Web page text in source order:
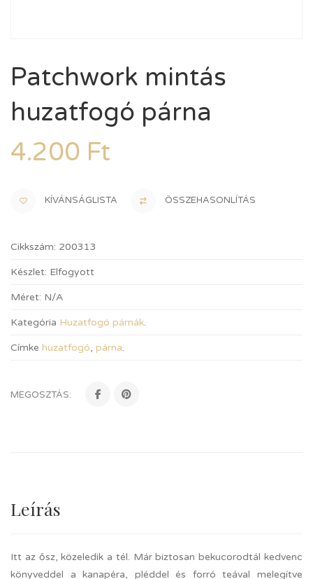
Patchwork mintás
huzatfogó párna
4.200 Ft
KÍVÁNSÁGLISTA ÖSSZEHASONLÍTÁS
Cikkszám: 200313
Készlet: Elfogyott
Méret: N/A
Kategória Huzatfogó párnák.
Címke huzatfogó, párna.
MEGOSZTÁS:
Leírás
Itt az ősz, közeledik a tél. Már biztosan bekucorodtál kedvenc
könyveddel a kanapéra, pléddel és forró teával melegítve